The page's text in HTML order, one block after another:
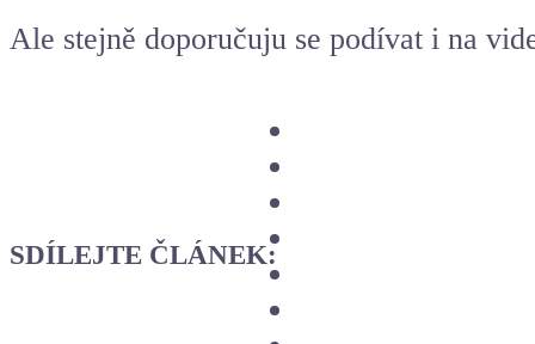
Ale stejně doporučuju se podívat i na
SDÍLEJTE ČLÁNEK: